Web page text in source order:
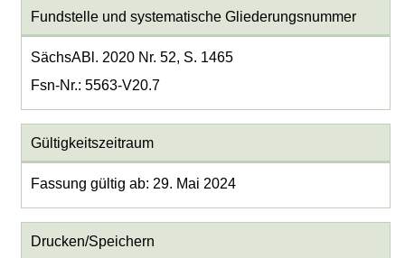
Fundstelle und systematische Gliederungsnummer
SächsABl. 2020 Nr. 52, S. 1465
Fsn-Nr.: 5563-V20.7
Gültigkeitszeitraum
Fassung gültig ab: 29. Mai 2024
Drucken/Speichern